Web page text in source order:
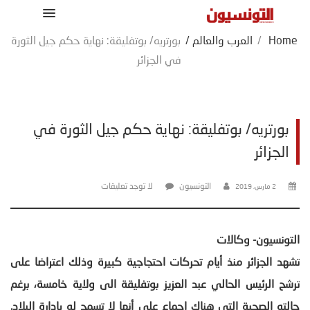
Home
/ العرب والعالم / بورتريه/ بوتفليقة: نهاية حكم جيل الثورة
في الجزائر
بورتريه/ بوتفليقة: نهاية حكم جيل الثورة في
الجزائر
2 مارس، 2019 التونسيون لا توجد تعليقات
التونسيون- وكالات
تشهد الجزائر منذ أيام تحركات احتجاجية كبيرة وذلك اعتراضا على
ترشح الرئيس الحالي عبد العزيز بوتفليقة الى ولاية خامسة، برغم
حالته الصحية التي هناك اجماع على أنها لا تسمح له بإدارة البلاد.